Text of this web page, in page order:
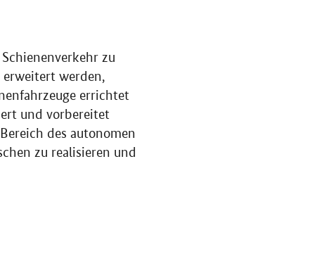
zu
erweitert werden,
errichtet
und vorbereitet
des autonomen
zu realisieren und